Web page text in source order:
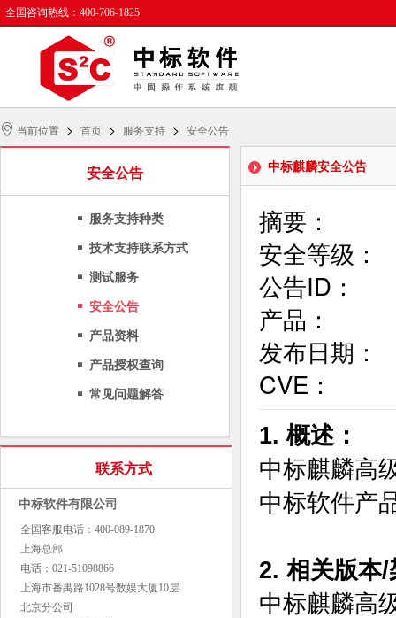
全国咨询热线：400-706-1825
当前位置 > 首页 > 服务支持 > 安全公告
安全公告
服务支持种类
技术支持联系方式
测试服务
安全公告
产品资料
产品授权查询
常见问题解答
联系方式
中标软件有限公司
全国客服电话：400-089-1870
上海总部
电话：021-51098866
上海市番禺路1028号数娱大厦10层
北京分公司
中标麒麟安全公告
摘要：
安全等级：
公告ID：
产品：
发布日期：
CVE：
1. 概述：
中标麒麟高
中标软件产
2. 相关版本/
中标麒麟高